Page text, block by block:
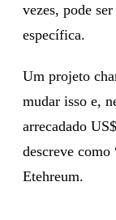
vezes, pode
específica.
Um projeto
mudar isso e,
arrecadado
descreve como
Etehreum.